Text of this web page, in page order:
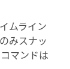
ムライン
みスナッ
マンドは